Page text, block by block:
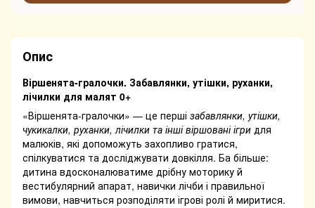
Опис
Віршенята-гралочки. Забавлянки, утішки, руханки,
лічилки для малят 0+
«Віршенята-гралочки» — це перші забавлянки, утішки,
чукикалки, руханки, лічилки та інші віршовані ігри для
малюків, які допоможуть захопливо гратися,
спілкуватися та досліджувати довкілля. Ба більше:
дитина вдосконалюватиме дрібну моторику й
вестибулярний апарат, навички лічби і правильної
вимови, навчиться розподіляти ігрові ролі й миритися.